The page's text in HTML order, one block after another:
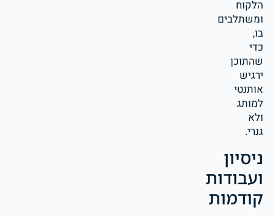
הלקוח
ומשתלבים
בו,
כדי
שהתוכן
ירגיש
אותנטי
למותג
ולא
גנרי.
ניסיון
ועבודות
קודמות